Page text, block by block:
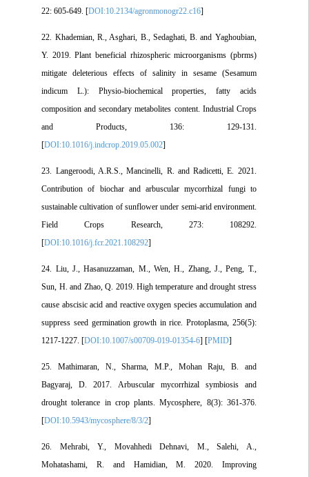
22: 605-649. [DOI:10.2134/agronmonogr22.c16
22. Khademian, R., Asghari, B., Sedaghati, B. and Yaghoubian,
Y. 2019. Plant beneficial rhizospheric microorganisms (pbrms)
mitigate deleterious effects of salinity in sesame (Sesamum
indicum L.): Physio-biochemical properties, fatty acids
composition and secondary metabolites content. Industrial Crops
and Products, 136: 129-131.
[DOI:10.1016/j.indcrop.2019.05.002
23. Langeroodi, A.R.S., Mancinelli, R. and Radicetti, E. 2021.
Contribution of biochar and arbuscular mycorrhizal fungi to
sustainable cultivation of sunflower under semi-arid environment.
Field Crops Research, 273: 108292.
[DOI:10.1016/j.fcr.2021.108292
24. Liu, J., Hasanuzzaman, M., Wen, H., Zhang, J., Peng, T.,
Sun, H. and Zhao, Q. 2019. High temperature and drought stress
cause abscisic acid and reactive oxygen species accumulation and
suppress seed germination growth in rice. Protoplasma, 256(5):
1217-1227. [DOI:10.1007/s00709-019-01354-6] [PMID
25. Mathimaran, N., Sharma, M.P., Mohan Raju, B. and
Bagyaraj, D. 2017. Arbuscular mycorrhizal symbiosis and
drought tolerance in crop plants. Mycosphere, 8(3): 361-376.
[DOI:10.5943/mycosphere/8/3/2
26. Mehrabi, Y., Movahhedi Dehnavi, M., Salehi, A.,
Mohatashami, R. and Hamidian, M. 2020. Improving